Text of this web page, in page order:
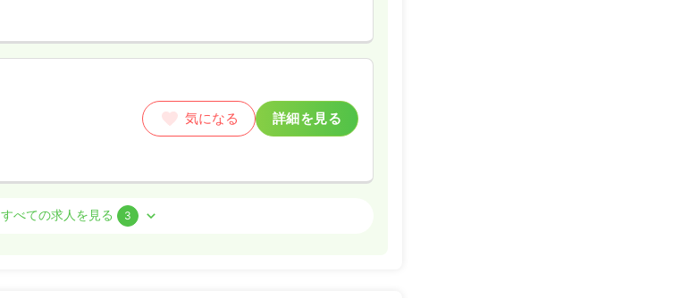
気になる 詳細を見る
すべての求人を見る 3